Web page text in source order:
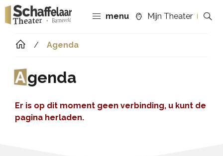
menu Mijn Theater
Agenda
Agenda
Er is op dit moment geen verbinding, u kunt de
pagina herladen.